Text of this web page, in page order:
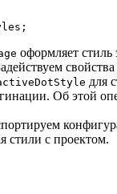
оформляет стиль
свойства
для
Об этой
стили с проектом.